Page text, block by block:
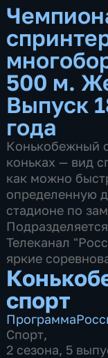
500 м.
Выпуск
года
Конькобежный
коньках — вид
как можно
определенную
стадионе по
Телеканал
яркие
спорт
Программа
Спорт,
2 сезона, 5